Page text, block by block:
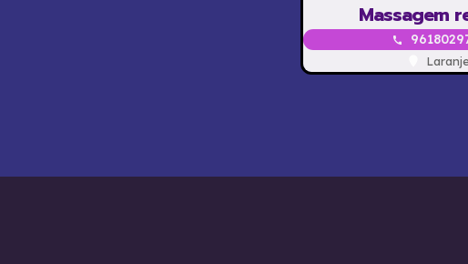
Massagem